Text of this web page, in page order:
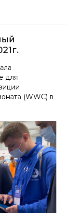
для
(WWC) в